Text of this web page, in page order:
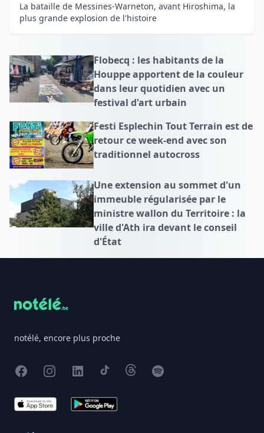
La bataille de Messines-Warneton, avant Hiroshima, la
plus grande explosion de l'histoire
Flobecq : les habitants de la
Houppe apportent de la couleur
dans leur quotidien avec un
festival d'art urbain
Festi Esplechin Tout Terrain est de
retour ce week-end avec son
traditionnel autocross
Une extension au sommet d'un
immeuble régularisée par le
ministre wallon du Territoire : la
ville d'Ath ira devant le conseil
d'État
notélé, encore plus proche
FacebookInstagram
X TikTokThreadsSpotify
App Store Google Play